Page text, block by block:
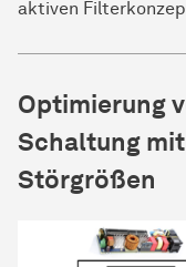
aktiven
Optimierung
Schaltung
Störgrößen